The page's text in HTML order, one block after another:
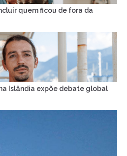
quem ficou de fora da
Islândia expõe debate global